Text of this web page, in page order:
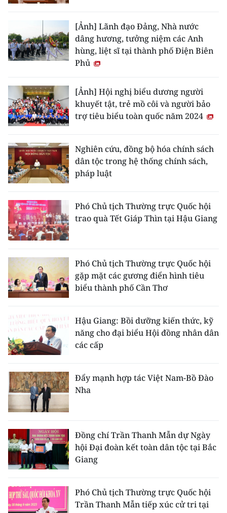
54 DÂN TỘC VIỆT NAM
CHƯƠNG TRÌNH OCOP - MỖI XÃ
RADIO
E-Magazine
Video
Media Chính trị
Media Kinh tế
Media Xã hội
Media Pháp luật
Media Du lịch
Media Thế giới
Media Thể thao
Media Giáo dục
Media Y tế
Media Môi trường
Ảnh
Infographic
[Ảnh] Lãnh đạo Đảng, Nhà nước
dâng hương, tưởng niệm các Anh
hùng, liệt sĩ tại thành phố Điện Biên
Phủ
[Ảnh] Hội nghị biểu dương người
khuyết tật, trẻ mồ côi và người bảo
trợ tiêu biểu toàn quốc năm 2024
Nghiên cứu, đồng bộ hóa chính sách
dân tộc trong hệ thống chính sách,
pháp luật
Phó Chủ tịch Thường trực Quốc hội
trao quà Tết Giáp Thìn tại Hậu Giang
Phó Chủ tịch Thường trực Quốc hội
gặp mặt các gương điển hình tiêu
biểu thành phố Cần Thơ
Hậu Giang: Bồi dưỡng kiến thức, kỹ
năng cho đại biểu Hội đồng nhân dân
các cấp
Đẩy mạnh hợp tác Việt Nam-Bồ Đào
Nha
Đồng chí Trần Thanh Mẫn dự Ngày
hội Đại đoàn kết toàn dân tộc tại Bắc
Giang
Phó Chủ tịch Thường trực Quốc hội
Trần Thanh Mẫn tiếp xúc cử tri tại